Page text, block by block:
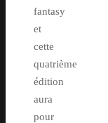
fantasy
et
cette
quatrième
édition
aura
pour